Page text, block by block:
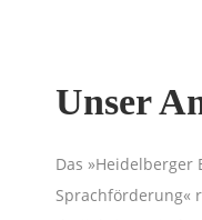
Unser
Das
Sprachförderung«